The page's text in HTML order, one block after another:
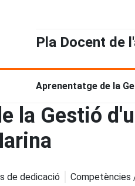
Pla Docent de
Aprenentatge de la
la Gestió
de dedicació Competències